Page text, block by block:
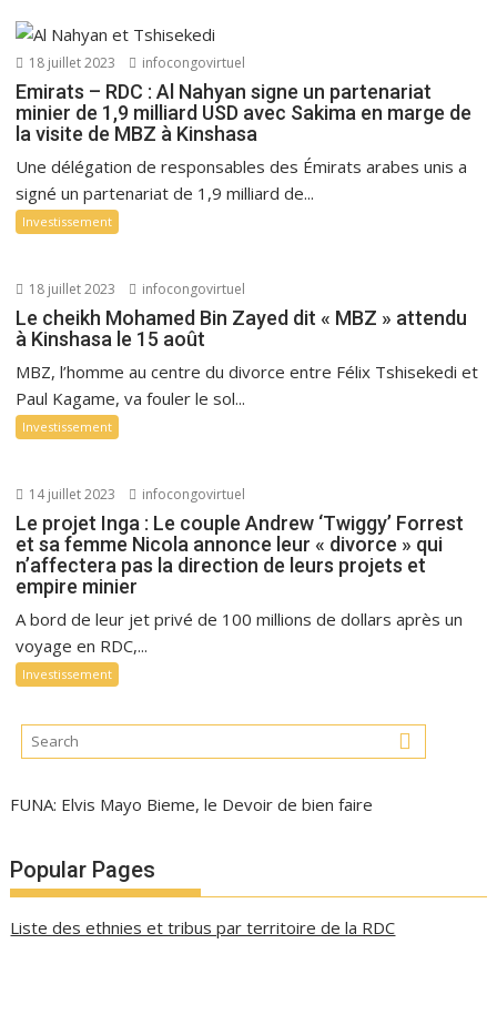
18 juillet 2023 infocongovirtuel
Emirats – RDC : Al Nahyan signe un partenariat
minier de 1,9 milliard USD avec Sakima en marge de
la visite de MBZ à Kinshasa
Une délégation de responsables des Émirats arabes unis a
signé un partenariat de 1,9 milliard de...
Investissement
18 juillet 2023 infocongovirtuel
Le cheikh Mohamed Bin Zayed dit « MBZ » attendu
à Kinshasa le 15 août
MBZ, l’homme au centre du divorce entre Félix Tshisekedi et
Paul Kagame, va fouler le sol...
Investissement
14 juillet 2023 infocongovirtuel
Le projet Inga : Le couple Andrew ‘Twiggy’ Forrest
et sa femme Nicola annonce leur « divorce » qui
n’affectera pas la direction de leurs projets et
empire minier
A bord de leur jet privé de 100 millions de dollars après un
voyage en RDC,...
Investissement
FUNA: Elvis Mayo Bieme, le Devoir de bien faire
Popular Pages
Liste des ethnies et tribus par territoire de la RDC